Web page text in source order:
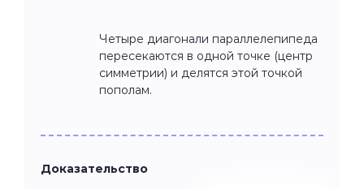
Четыре диагонали параллелепипеда
пересекаются в одной точке (центр
симметрии) и делятся этой точкой
пополам.
Доказательство